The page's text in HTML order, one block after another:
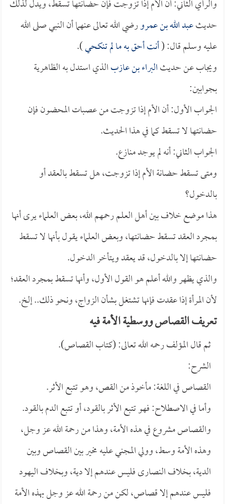
والرأي الثاني: أن الأم إذا تزوجت فإن حضانتها تسقط، ويدل لذلك
حديثعبد الله بن عمرورضي الله تعالى عنهما أن النبي صلى الله
عليه وسلم قال: (أنت أحق به ما لم تنكحي).
ويجاب عن حديثالبراء بن عازبالذي استدل به الظاهرية
بجوابين:
الجواب الأول: أن الأم إذا تزوجت من عصبات المحضون فإن
حضانتها لا تسقط كما في هذا الحديث.
الجواب الثاني: أنه لم يوجد منازع.
ومتى تسقط حضانة الأم إذا تزوجت، هل تسقط بالعقد أو
بالدخول؟
هذا موضع خلاف بين أهل العلم رحمهم الله، بعض العلماء يرى أنها
بمجرد العقد تسقط حضانتها، وبعض العلماء يقول بأنها لا تسقط
حضانتها إلا بالدخول، قد يعقد ويتأخر الدخول.
والذي يظهر والله أعلم هو القول الأول، وأنها تسقط بمجرد العقد؛
لأن المرأة إذا عقدت فإنها تشتغل بشأن الزواج، ونحو ذلك.. إلخ.
تعريف القصاص ووسطية الأمة فيه
ثم قال المؤلف رحمه الله تعالى: (كتاب القصاص).
الشرح:
القصاص في اللغة: مأخوذ من القص، وهو تتبع الأثر.
وأما في الاصطلاح: فهو تتبع الأثر بالقود، أو تتبع الدم بالقود.
والقصاص مشروع في هذه الأمة، وهذا من رحمة الله عز وجل،
وهذه الأمة وسط، وولي المجني عليه مخير بين القصاص وبين
الدية، بخلاف النصارى فليس عندهم إلا دية، وبخلاف اليهود
فليس عندهم إلا قصاص، لكن من رحمة الله عز وجل بهذه الأمة